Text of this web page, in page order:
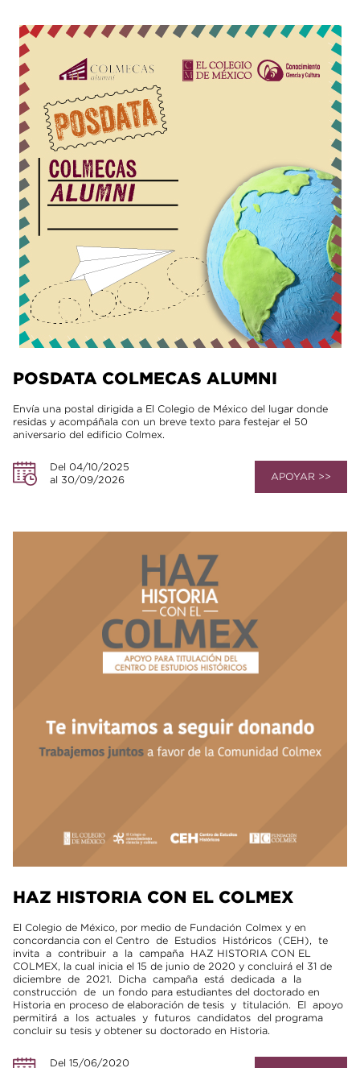
POSDATA COLMECAS ALUMNI
Envía una postal dirigida a El Colegio de México del lugar donde
residas y acompáñala con un breve texto para festejar el 50
aniversario del edificio Colmex.
Del 04/10/2025
al 30/09/2026
APOYAR >>
HAZ HISTORIA CON EL COLMEX
El Colegio de México, por medio de Fundación Colmex y en
concordancia con el Centro de Estudios Históricos (CEH), te
invita a contribuir a la campaña HAZ HISTORIA CON EL
COLMEX, la cual inicia el 15 de junio de 2020 y concluirá el 31 de
diciembre de 2021. Dicha campaña está dedicada a la
construcción de un fondo para estudiantes del doctorado en
Historia en proceso de elaboración de tesis y titulación. El apoyo
permitirá a los actuales y futuros candidatos del programa
concluir su tesis y obtener su doctorado en Historia.
Del 15/06/2020